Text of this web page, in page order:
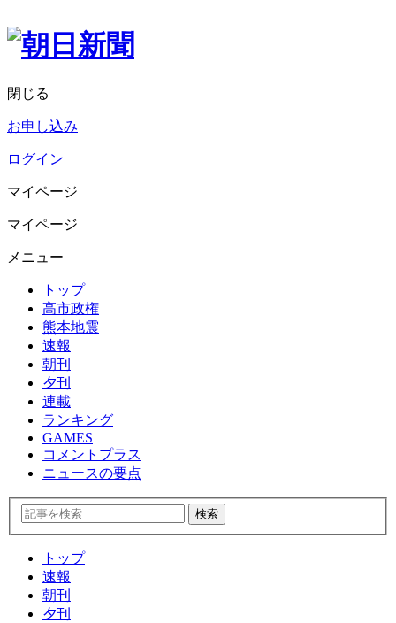
閉じる
お申し込み
ログイン
マイページ
マイページ
メニュー
トップ
高市政権
熊本地震
速報
朝刊
夕刊
連載
ランキング
GAMES
コメントプラス
ニュースの要点
トップ
速報
朝刊
夕刊